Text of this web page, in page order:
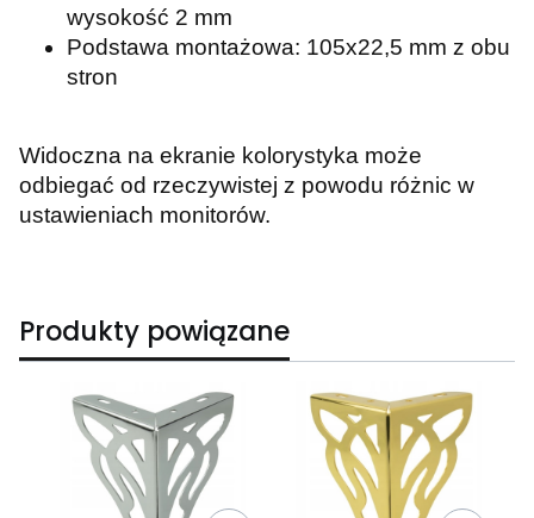
wysokość 2 mm
Podstawa montażowa: 105x22,5 mm z obu
stron
Widoczna na ekranie kolorystyka może
odbiegać od rzeczywistej z powodu różnic w
ustawieniach monitorów.
Produkty powiązane